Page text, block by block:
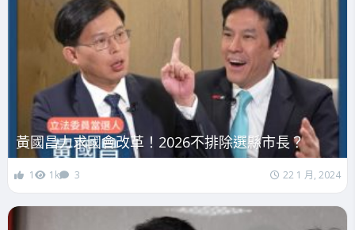
黃國昌力求國會改革！2026不排除選縣市長？
1 1k 3 22 1 月, 2024